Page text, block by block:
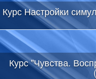
Курс Настройки
Курс "Чувства.